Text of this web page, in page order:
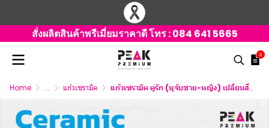
สั่งผลิตสินค้าพรีเมี่ยมราคาดี โทร :084 641 5665
0
Home ... แก้วเซรามิค แก้วเซรามิค คู่รัก (หูจับชาย-หญิง) เปลี่ยนสีได้ ขนาด 11 oz.